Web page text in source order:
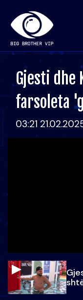
Gjesti dhe
farsoleta
03:21